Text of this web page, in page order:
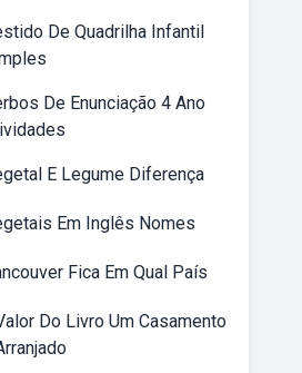
De Quadrilha Infantil
De Enunciação 4 Ano
E Legume Diferença
Em Inglês Nomes
Fica Em Qual País
Do Livro Um Casamento